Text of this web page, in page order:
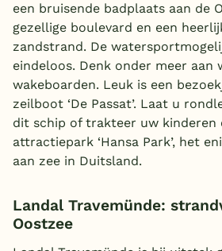
een bruisende badplaats aan de
gezellige boulevard en een
zandstrand. De
eindeloos. Denk onder meer aan
wakeboarden. Leuk is een
zeilboot ‘De Passat’. Laat u
dit schip of trakteer uw kinderen
attractiepark ‘Hansa Park’, het
aan zee in Duitsland.
Landal Travemünde:
Oostzee